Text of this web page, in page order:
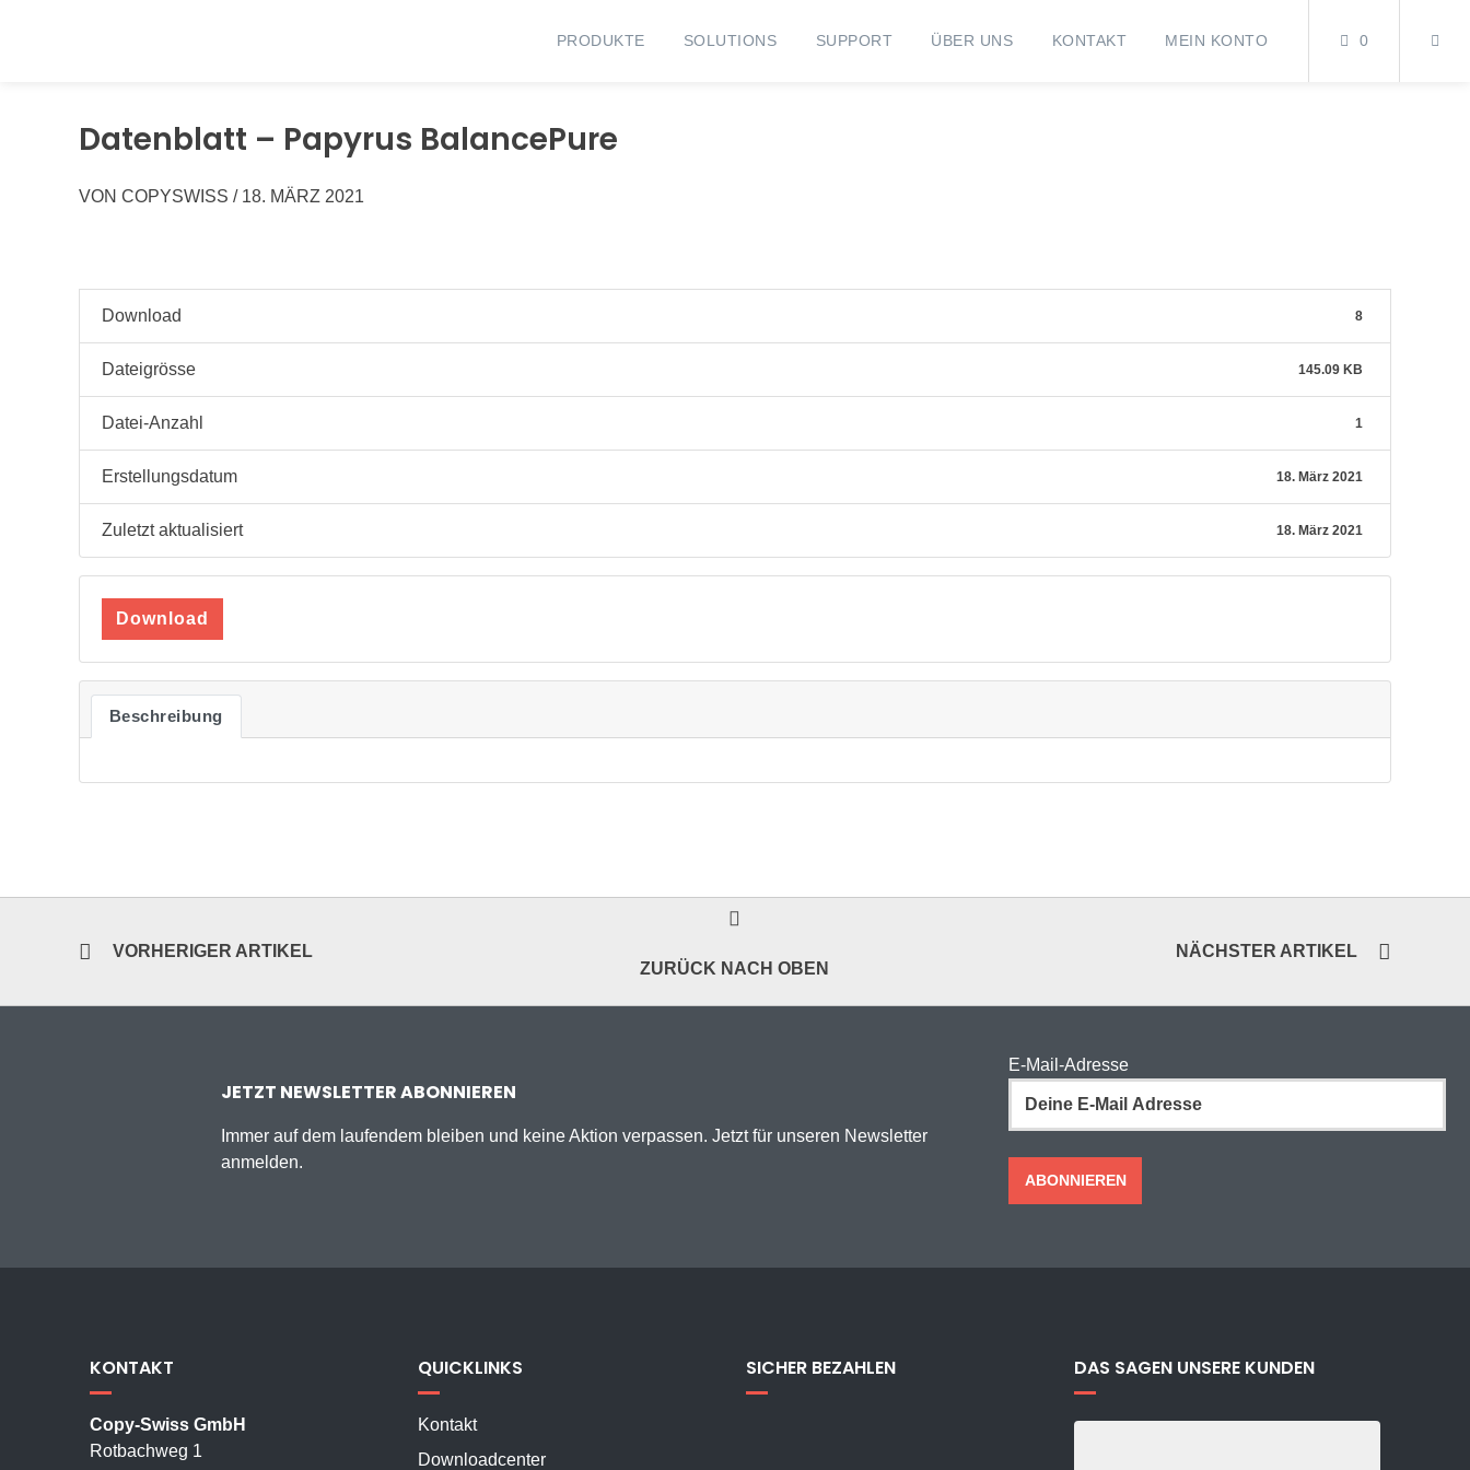
PRODUKTE SOLUTIONS SUPPORT ÜBER UNS KONTAKT MEIN KONTO 0
Datenblatt – Papyrus BalancePure
VON COPYSWISS / 18. MÄRZ 2021
Download 8
Dateigrösse 145.09 KB
Datei-Anzahl 1
Erstellungsdatum 18. März 2021
Zuletzt aktualisiert 18. März 2021
Download
Beschreibung
VORHERIGER ARTIKEL
NÄCHSTER ARTIKEL
ZURÜCK NACH OBEN
JETZT NEWSLETTER ABONNIEREN
Immer auf dem laufendem bleiben und keine Aktion verpassen. Jetzt für unseren Newsletter
anmelden.
E-Mail-Adresse
KONTAKT
Copy-Swiss GmbH
Rotbachweg 1
QUICKLINKS
Kontakt
Downloadcenter
SICHER BEZAHLEN DAS SAGEN UNSERE KUNDEN